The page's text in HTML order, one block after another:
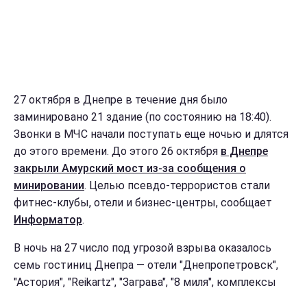
27 октября в Днепре в течение дня было
заминировано 21 здание (по состоянию на 18:40).
Звонки в МЧС начали поступать еще ночью и длятся
до этого времени. До этого 26 октября в Днепре
закрыли Амурский мост из-за сообщения о
минировании. Целью псевдо-террористов стали
фитнес-клубы, отели и бизнес-центры, сообщает
Информатор.
В ночь на 27 число под угрозой взрыва оказалось
семь гостиниц Днепра — отели "Днепропетровск",
"Астория", "Reikartz", "Заграва", "8 миля", комплексы